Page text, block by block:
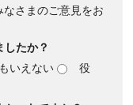
さまのご意見をお
したか？
いえない
役